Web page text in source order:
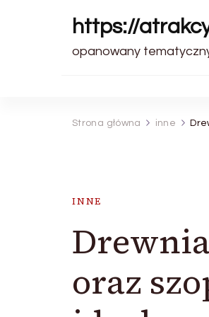
https://
opanowany
Strona główna inne
INNE
oraz